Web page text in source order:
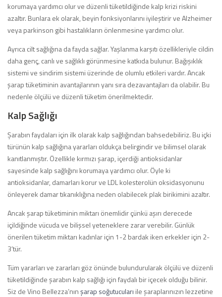
korumaya yardımcı olur ve düzenli tüketildiğinde kalp krizi riskini
azaltır. Bunlara ek olarak, beyin fonksiyonlarını iyileştirir ve Alzheimer
veya parkinson gibi hastalıkların önlenmesine yardımcı olur.
Ayrıca cilt sağlığına da fayda sağlar. Yaşlanma karşıtı özellikleriyle cildin
daha genç, canlı ve sağlıklı görünmesine katkıda bulunur. Bağışıklık
sistemi ve sindirim sistemi üzerinde de olumlu etkileri vardır. Ancak
şarap tüketiminin avantajlarının yanı sıra dezavantajları da olabilir. Bu
nedenle ölçülü ve düzenli tüketim önerilmektedir.
Kalp Sağlığı
Şarabın faydaları için ilk olarak kalp sağlığından bahsedebiliriz. Bu içki
türünün kalp sağlığına yararları oldukça belirgindir ve bilimsel olarak
kanıtlanmıştır. Özellikle kırmızı şarap, içerdiği antioksidanlar
sayesinde kalp sağlığını korumaya yardımcı olur. Öyle ki
antioksidanlar, damarları korur ve LDL kolesterolün oksidasyonunu
önleyerek damar tıkanıklığına neden olabilecek plak birikimini azaltır.
Ancak şarap tüketiminin miktarı önemlidir çünkü aşırı derecede
içildiğinde vücuda ve bilişsel yeteneklere zarar verebilir. Günlük
önerilen tüketim miktarı kadınlar için 1-2 bardak iken erkekler için 2-
3’tür.
Tüm yararları ve zararları göz önünde bulundurularak ölçülü ve düzenli
tüketildiğinde şarabın kalp sağlığı için faydalı bir içecek olduğu bilinir.
Siz de Vino Bellezza’nınşarap soğutucuları ile şaraplarınızın lezzetine